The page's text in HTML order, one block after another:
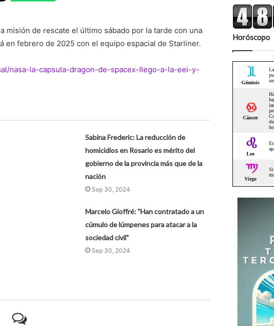
misión de rescate el último sábado por la tarde con una
febrero de 2025 con el equipo espacial de Starliner.
nasa-la-capsula-dragon-de-spacex-llego-a-la-eei-y-
Sabina Frederic: La reducción de
homicidios en Rosario es mérito del
gobierno de la provincia más que de la
nación
Sep 30, 2024
Marcelo Gioffré: "Han contratado a un
cúmulo de lúmpenes para atacar a la
sociedad civil"
Sep 30, 2024
Horóscopo